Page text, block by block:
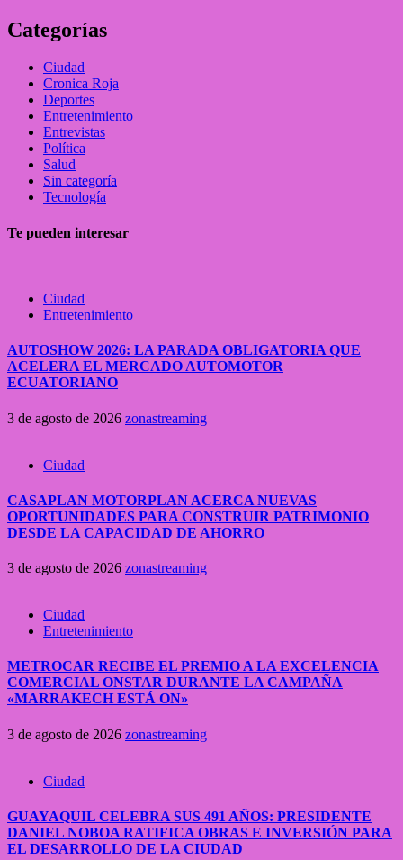
Categorías
Ciudad
Cronica Roja
Deportes
Entretenimiento
Entrevistas
Política
Salud
Sin categoría
Tecnología
Te pueden interesar
Ciudad
Entretenimiento
AUTOSHOW 2026: LA PARADA OBLIGATORIA QUE
ACELERA EL MERCADO AUTOMOTOR
ECUATORIANO
3 de agosto de 2026 zonastreaming
Ciudad
CASAPLAN MOTORPLAN ACERCA NUEVAS
OPORTUNIDADES PARA CONSTRUIR PATRIMONIO
DESDE LA CAPACIDAD DE AHORRO
3 de agosto de 2026 zonastreaming
Ciudad
Entretenimiento
METROCAR RECIBE EL PREMIO A LA EXCELENCIA
COMERCIAL ONSTAR DURANTE LA CAMPAÑA
«MARRAKECH ESTÁ ON»
3 de agosto de 2026 zonastreaming
Ciudad
GUAYAQUIL CELEBRA SUS 491 AÑOS: PRESIDENTE
DANIEL NOBOA RATIFICA OBRAS E INVERSIÓN PARA
EL DESARROLLO DE LA CIUDAD